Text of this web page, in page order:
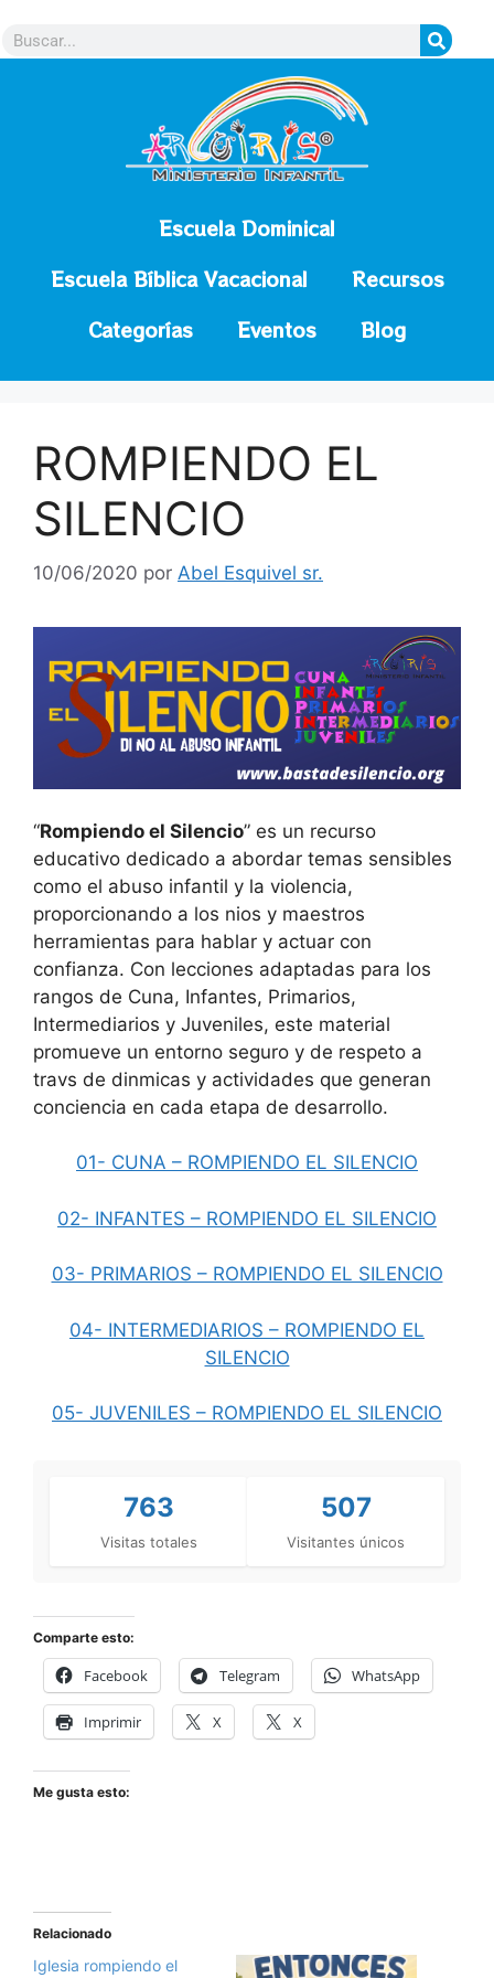
Escuela Dominical
Escuela Bíblica Vacacional
Recursos
Categorías
Eventos Blog
ROMPIENDO EL
SILENCIO
10/06/2020 por Abel Esquivel sr.
“Rompiendo el Silencio” es un recurso
educativo dedicado a abordar temas sensibles
como el abuso infantil y la violencia,
proporcionando a los nios y maestros
herramientas para hablar y actuar con
confianza. Con lecciones adaptadas para los
rangos de Cuna, Infantes, Primarios,
Intermediarios y Juveniles, este material
promueve un entorno seguro y de respeto a
travs de dinmicas y actividades que generan
conciencia en cada etapa de desarrollo.
01- CUNA – ROMPIENDO EL SILENCIO
02- INFANTES – ROMPIENDO EL SILENCIO
03- PRIMARIOS – ROMPIENDO EL SILENCIO
04- INTERMEDIARIOS – ROMPIENDO EL
SILENCIO
05- JUVENILES – ROMPIENDO EL SILENCIO
763
Visitas totales
507
Visitantes únicos
Comparte esto:
Facebook Telegram WhatsApp
Imprimir X X
Me gusta esto:
Relacionado
Iglesia rompiendo el